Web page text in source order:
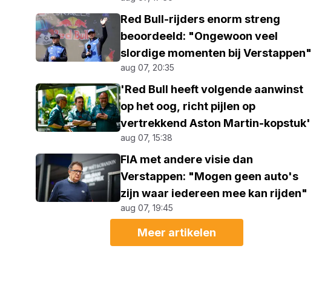
Red Bull-rijders enorm streng
beoordeeld: "Ongewoon veel
slordige momenten bij Verstappen"
aug 07, 20:35
'Red Bull heeft volgende aanwinst
op het oog, richt pijlen op
vertrekkend Aston Martin-kopstuk'
aug 07, 15:38
FIA met andere visie dan
Verstappen: "Mogen geen auto's
zijn waar iedereen mee kan rijden"
aug 07, 19:45
Meer artikelen